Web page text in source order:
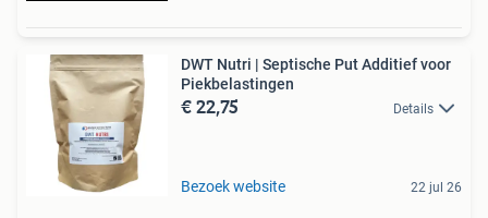
DWT Nutri | Septische Put Additief voor
Piekbelastingen
€ 22,75 Details
Bezoek website 22 jul 26